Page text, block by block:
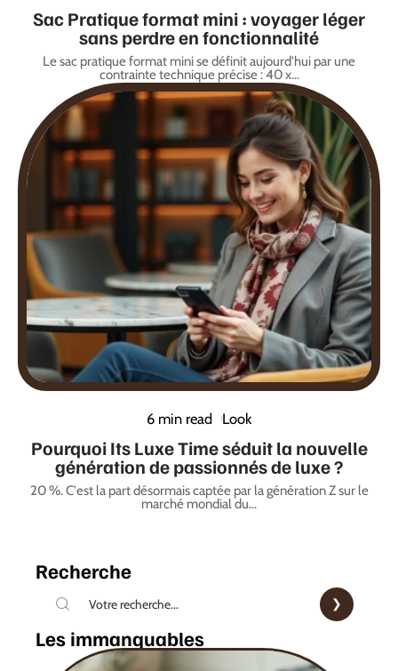
Sac Pratique format mini : voyager léger
sans perdre en fonctionnalité
Le sac pratique format mini se définit aujourd'hui par une
contrainte technique précise : 40 x…
6 min read Look
Pourquoi Its Luxe Time séduit la nouvelle
génération de passionnés de luxe ?
20 %. C'est la part désormais captée par la génération Z sur le
marché mondial du…
Recherche
Les immanquables